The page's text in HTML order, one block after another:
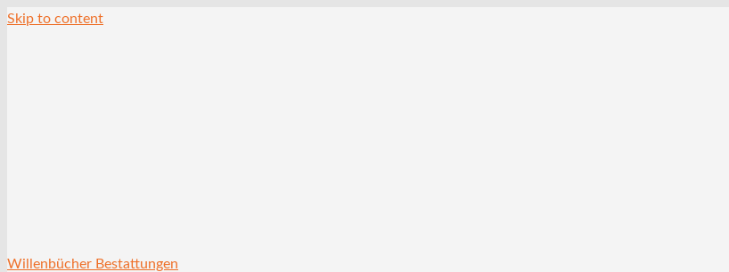
Skip to content
Willenbücher Bestattungen